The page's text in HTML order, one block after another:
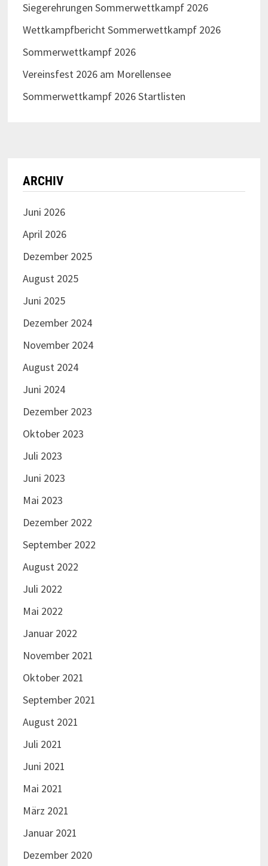
Siegerehrungen Sommerwettkampf 2026
Wettkampfbericht Sommerwettkampf 2026
Sommerwettkampf 2026
Vereinsfest 2026 am Morellensee
Sommerwettkampf 2026 Startlisten
ARCHIV
Juni 2026
April 2026
Dezember 2025
August 2025
Juni 2025
Dezember 2024
November 2024
August 2024
Juni 2024
Dezember 2023
Oktober 2023
Juli 2023
Juni 2023
Mai 2023
Dezember 2022
September 2022
August 2022
Juli 2022
Mai 2022
Januar 2022
November 2021
Oktober 2021
September 2021
August 2021
Juli 2021
Juni 2021
Mai 2021
März 2021
Januar 2021
Dezember 2020